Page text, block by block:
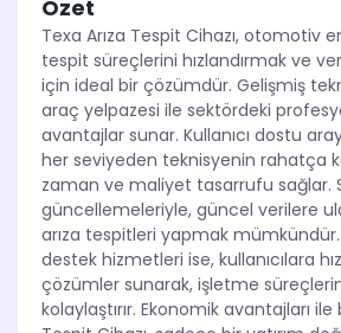
Özet
Texa Arıza Tespit Cihazı, otomotiv
tespit süreçlerini hızlandırmak ve
için ideal bir çözümdür. Gelişmiş
araç yelpazesi ile sektördeki
avantajlar sunar. Kullanıcı dostu
her seviyeden teknisyenin rahatça
zaman ve maliyet tasarrufu sağlar.
güncellemeleriyle, güncel verilere
arıza tespitleri yapmak mümkündür.
destek hizmetleri ise, kullanıcılara
çözümler sunarak, işletme
kolaylaştırır. Ekonomik avantajları ile